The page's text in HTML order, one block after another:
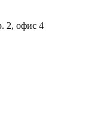
2, офис 4